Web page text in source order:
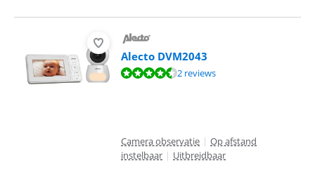
Alecto DVM2043
Beoordeling is 9,4 van de 10, gebaseerd op 2 reviews.
2 reviews
Camera observatie | Op afstand
instelbaar | Uitbreidbaar